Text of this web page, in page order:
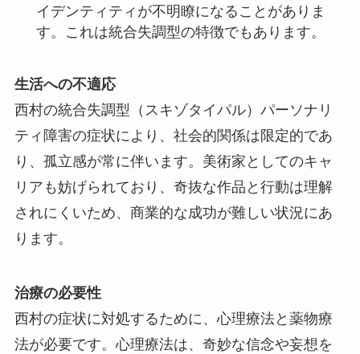
イデンティティが不明瞭になることがありま
す。これは統合失調型の特徴でもあります。
生活への不適応
西村の統合失調型（スキゾタイパル）パーソナリ
ティ障害の症状により、社会的関係は限定的であ
り、孤立感が常に伴います。美術家としてのキャ
リアも妨げられており、奇抜な作品と行動は理解
されにくいため、商業的な成功が難しい状況にあ
ります。
治療の必要性
西村の症状に対処するために、心理療法と薬物療
法が必要です。心理療法は、奇妙な信念や妄想を